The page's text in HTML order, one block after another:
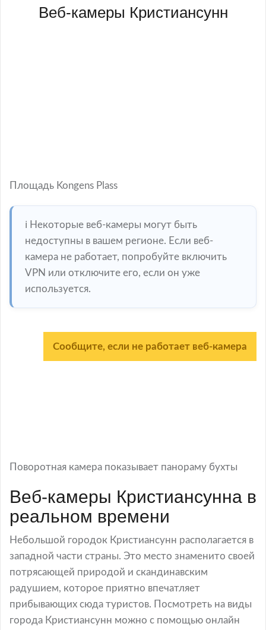
Веб-камеры Кристиансунн
Площадь Kongens Plass
ℹ️ Некоторые веб-камеры могут быть
недоступны в вашем регионе. Если веб-
камера не работает, попробуйте включить
VPN или отключите его, если он уже
используется.
Сообщите, если не работает веб-камера
Поворотная камера показывает панораму бухты
Веб-камеры Кристиансунна в
реальном времени
Небольшой городок Кристиансунн располагается в
западной части страны. Это место знаменито своей
потрясающей природой и скандинавским
радушием, которое приятно впечатляет
прибывающих сюда туристов. Посмотреть на виды
города Кристиансунн можно с помощью онлайн